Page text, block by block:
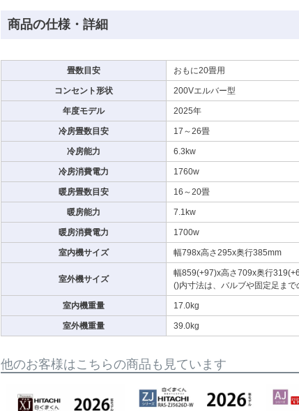
商品の仕様・詳細
畳数目安 おもに20畳用
コンセント形状 200Vエルバー型
年度モデル 2025年
冷房畳数目安 17～26畳
冷房能力 6.3kw
冷房消費電力 1760w
暖房畳数目安 16～20畳
暖房能力 7.1kw
暖房消費電力 1700w
室内機サイズ 幅798x高さ295x奥行385mm
室外機サイズ
幅859(+97)x高さ709x奥行
()内寸法は、バルブや固定足まで
室内機重量 17.0kg
室外機重量 39.0kg
他のお客様はこちらの商品も見ています